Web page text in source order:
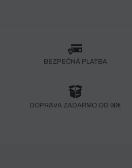
BEZPEČNÁ PLATBA
DOPRAVA ZADARMO OD 90€